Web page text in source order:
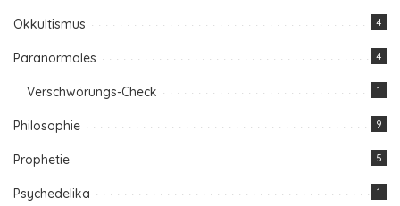
Okkultismus 4
Paranormales 4
Verschwörungs-Check 1
Philosophie 9
Prophetie 5
Psychedelika 1